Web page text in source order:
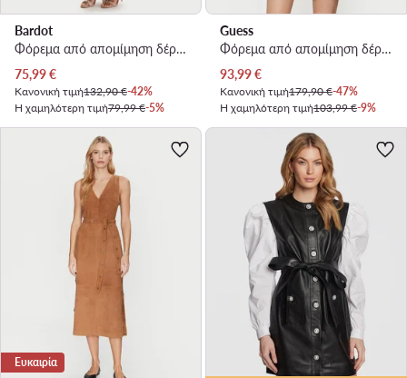
Bardot
Φόρεμα από απομίμηση δέρματος · Καφέ · Midi
Τρέχουσα τιμή
75,99€
Κανονική τιμή132,90 €-42%
Η χαμηλότερη τιμή79,99 €-5%
Guess
Φόρεμα από απομίμηση δέρματος · Μαύρο · Mini
Τρέχουσα τιμή
93,99€
Κανονική τιμή179,90 €-47%
Η χαμηλότερη τιμή103,99 €-9%
Ευκαιρία